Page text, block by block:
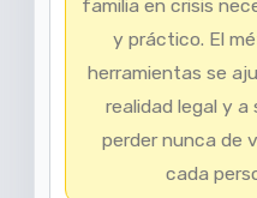
familia en crisis
y práctico. El
herramientas se
realidad legal y a
perder nunca de
cada